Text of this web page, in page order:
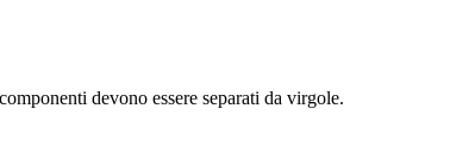
devono essere separati da virgole.